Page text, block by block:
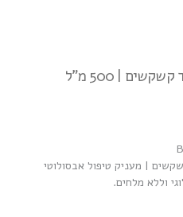
| מעניק טיפול אבסולוטי
וללא מלחים.